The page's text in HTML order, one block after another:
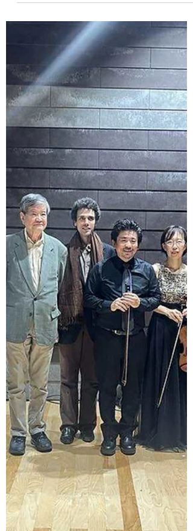
♪
昨年から始めた合奏の会ですが、ヴァイオリ
ン、ヴィオラ、チェロのメンバーを募集して
います！ ・日時:練習は月1回 (基本的に第3
日曜の10～12時) ・場所:練馬区の地区区民
館 (都営大江戸線、東京メトロ有楽町線・副
都心線沿線が多い) ・参加費:2000円 ・第3
ポジションが弾ける方 ★2026年1月～4月の
曲目★ ♪アヴェ ヴェルム コルプス(モーツァ
ルト) ♪ニュー・シネマ・パラダイス ♪ドッペ
ルコンチェルト第1楽章(バッハ) ・4ヶ月に1
度おさらい会&お茶会をしています♪ (4月、8
月、12月の第3日曜の午前か午後) ハヴァシ
ュ式の方が多いですが、どなたでもご参加で
きます(^^) ハヴァシュ式に興味があるけ
ど、経験者から話を聞きたい....という方も
大歓迎です！ ヴィオラ、チェロの方も是
非、一緒に弦楽合奏を楽しみませんか？ 関
心を持ってくださる方は、ぜひお問い合わせ
ください。 お待ちしておりますm(_ _)m